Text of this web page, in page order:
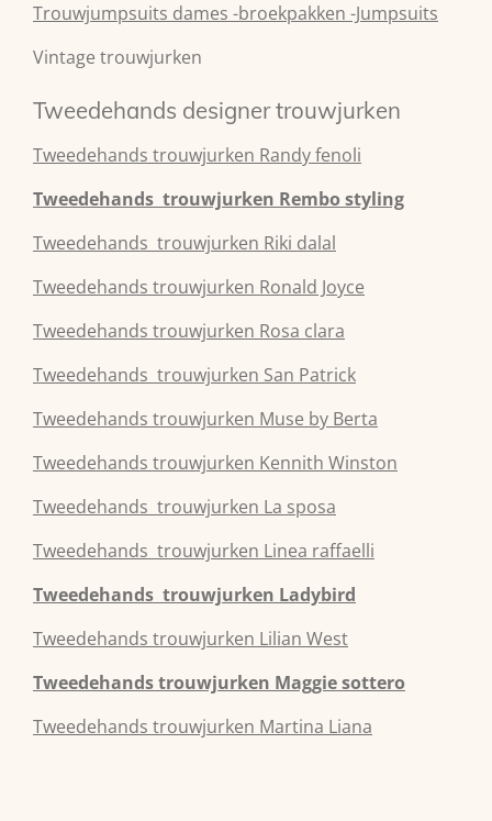
Trouwjumpsuits dames -broekpakken -Jumpsuits
Vintage trouwjurken
Tweedehands designer trouwjurken
Tweedehands trouwjurken Randy fenoli
Tweedehands trouwjurken Rembo styling
Tweedehands trouwjurken Riki dalal
Tweedehands trouwjurken Ronald Joyce
Tweedehands trouwjurken Rosa clara
Tweedehands trouwjurken San Patrick
Tweedehands trouwjurken Muse by Berta
Tweedehands trouwjurken Kennith Winston
Tweedehands trouwjurken La sposa
Tweedehands trouwjurken Linea raffaelli
Tweedehands trouwjurken Ladybird
Tweedehands trouwjurken Lilian West
Tweedehandstrouwjurken Maggie sottero
Tweedehands trouwjurken Martina Liana